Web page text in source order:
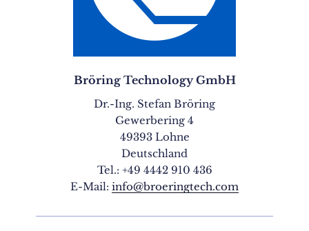
Bröring Technology GmbH
Dr.-Ing. Stefan Bröring
Gewerbering 4
49393 Lohne
Deutschland
Tel.: +49 4442 910 436
E-Mail: info@broeringtech.com